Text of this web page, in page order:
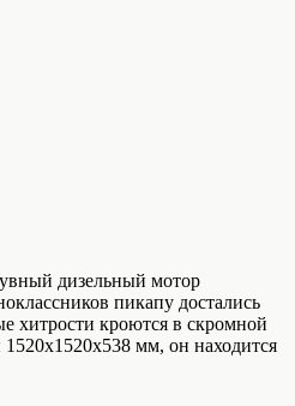
дизельный мотор
пикапу достались
хитрости кроются в скромной
мм, он находится